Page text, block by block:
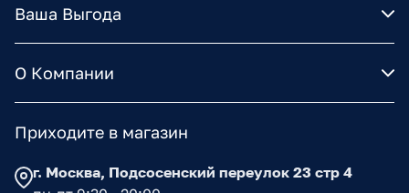
Ваша Выгода
О Компании
Приходите в магазин
г. Москва, Подсосенский переулок 23 стр 4